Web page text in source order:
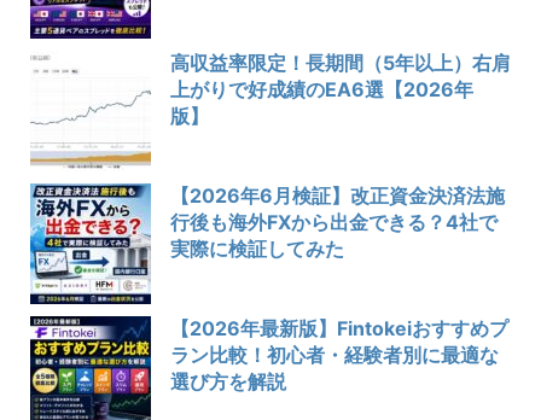
高収益率限定！長期間（5年以上）右肩
上がりで好成績のEA6選【2026年
版】
【2026年6月検証】改正資金決済法施
行後も海外FXから出金できる？4社で
実際に検証してみた
【2026年最新版】Fintokeiおすすめプ
ラン比較！初心者・経験者別に最適な
選び方を解説